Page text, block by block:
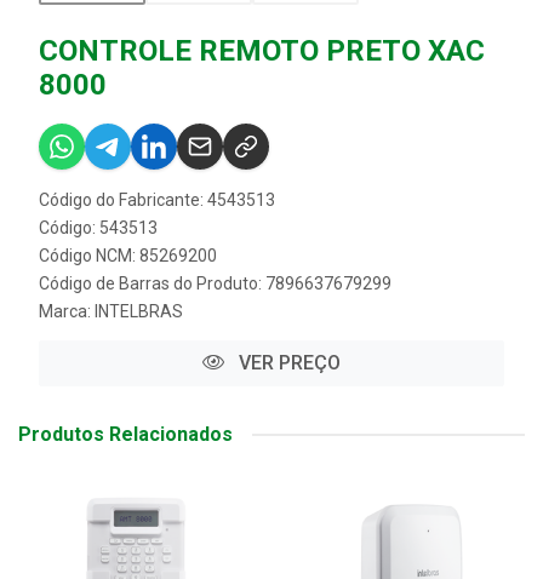
CONTROLE REMOTO PRETO XAC
8000
Código do Fabricante: 4543513
Código: 543513
Código NCM: 85269200
Código de Barras do Produto: 7896637679299
Marca: INTELBRAS
VER PREÇO
Produtos Relacionados